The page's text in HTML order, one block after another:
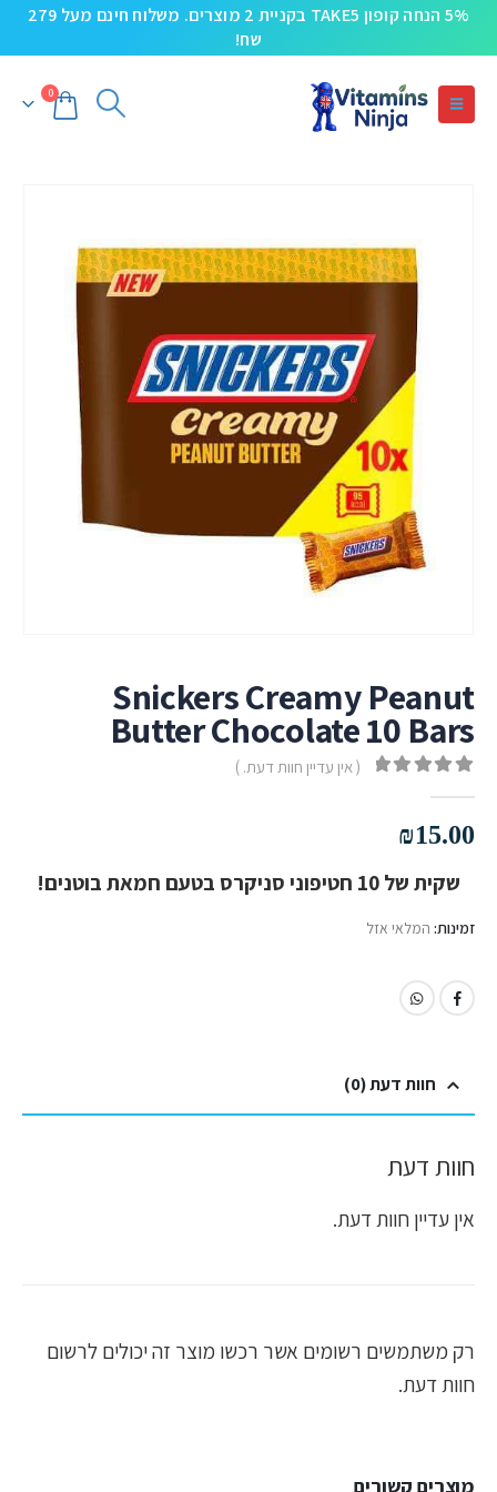
5% הנחה קופון TAKE5 בקניית 2 מוצרים. משלוח חינם מעל 279
שח!
0
Snickers Creamy Peanut
Butter Chocolate 10 Bars
( אין עדיין חוות דעת. )
₪15.00
שקית של 10 חטיפוני סניקרס בטעם חמאת בוטנים!
זמינות: המלאי אזל
חוות דעת (0)
חוות דעת
אין עדיין חוות דעת.
רק משתמשים רשומים אשר רכשו מוצר זה יכולים לרשום
חוות דעת.
מוצרים קשורים